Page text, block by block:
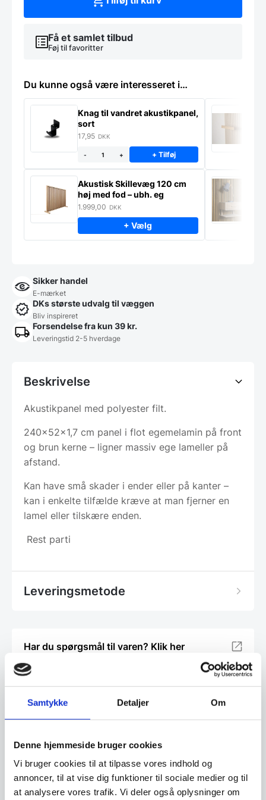
Samtykke Detaljer Om
Denne hjemmeside bruger cookies
Vi bruger cookies til at tilpasse vores indhold og
annoncer, til at vise dig funktioner til sociale medier og til
at analysere vores trafik. Vi deler også oplysninger om
enderFå et samlet tilbud
Føj til favoritter
Du kunne også være interesseret i…
Knag til vandret akustikpanel,
sort
17,95 DKK
- + + Tilføj
Akustisk Skillevæg 120 cm
høj med fod – ubh. eg
1.999,00 DKK
+ Vælg
Sikker handel
E-mærket
DKs største udvalg til væggen
Bliv inspireret
Forsendelse fra kun 39 kr.
Leveringstid 2-5 hverdage
Beskrivelse
Akustikpanel med polyester filt.
240x52x1,7 cm panel i flot egemelamin på front
og brun kerne – ligner massiv ege lameller på
afstand.
Kan have små skader i ender eller på kanter –
kan i enkelte tilfælde kræve at man fjerner en
lamel eller tilskære enden.
Rest parti
Leveringsmetode
Har du spørgsmål til varen? Klik her
Vi prismatcher - Klik her
SPAR 17% SPAR 27%